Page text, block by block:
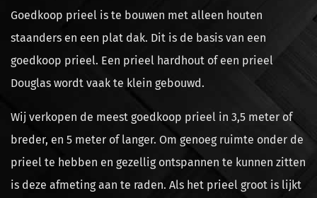
Goedkoop prieel is te bouwen met alleen houten
staanders en een plat dak. Dit is de basis van een
goedkoop prieel. Een prieel hardhout of een prieel
Douglas wordt vaak te klein gebouwd.
Wij verkopen de meest goedkoop prieel in 3,5 meter of
breder, en 5 meter of langer. Om genoeg ruimte onder de
prieel te hebben en gezellig ontspannen te kunnen zitten
is deze afmeting aan te raden. Als het prieel groot is lijkt